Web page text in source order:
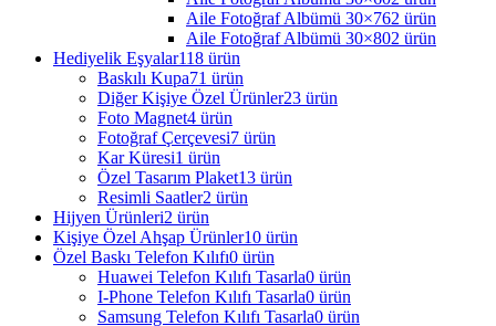
Aile Fotoğraf Albümü 30×762 ürün
Aile Fotoğraf Albümü 30×802 ürün
Hediyelik Eşyalar118 ürün
Baskılı Kupa71 ürün
Diğer Kişiye Özel Ürünler23 ürün
Foto Magnet4 ürün
Fotoğraf Çerçevesi7 ürün
Kar Küresi1 ürün
Özel Tasarım Plaket13 ürün
Resimli Saatler2 ürün
Hijyen Ürünleri2 ürün
Kişiye Özel Ahşap Ürünler10 ürün
Özel Baskı Telefon Kılıfı0 ürün
Huawei Telefon Kılıfı Tasarla0 ürün
I-Phone Telefon Kılıfı Tasarla0 ürün
Samsung Telefon Kılıfı Tasarla0 ürün